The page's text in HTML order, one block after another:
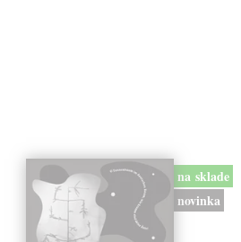
na sklade
novinka